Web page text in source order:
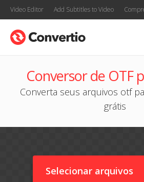
Video Editor Add Subtitles to Video
Conversor de OTF
Converta seus arquivos otf
grátis
Selecionar arquivos